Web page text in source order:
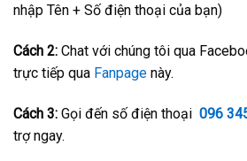
nhập Tên + Số điện thoại của bạn)
Cách 2: Chat với chúng tôi qua
trực tiếp qua Fanpage này.
Cách 3: Gọi đến số điện thoại 096
trợ ngay.